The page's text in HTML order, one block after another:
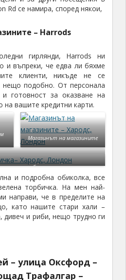
Rd се намира, според някои,
– Harrods
гирлянди, Harrods ни
и въпреки, че едва ли бяхме
клиенти, никъде не се
подобно. От персонала
и готовност за оказване на
вашите кредитни карти.
Магазинът на магазините
зелена торбичка
и подробна обиколка, все
торбичка. На мен най-
направи, че в пределите на
като нашите стари хали –
дивеч и риби, нещо трудно ги
– улица Оксфорд –
Трафалгар –